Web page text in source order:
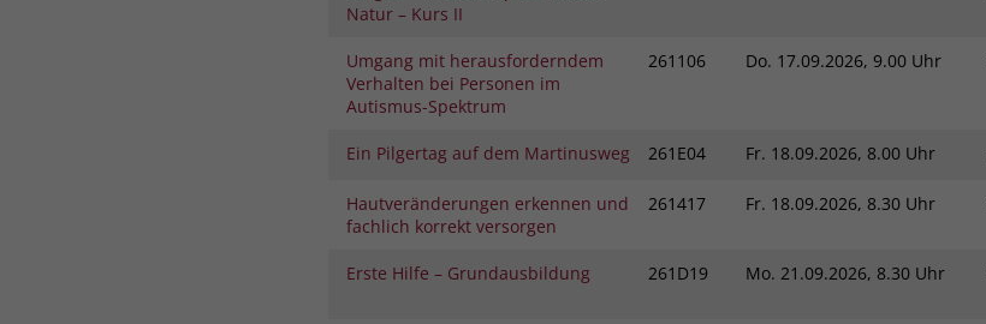
Natur – Kurs II
Umgang mit herausforderndem
Verhalten bei Personen im
Autismus-Spektrum
261106 Do. 17.09.2026, 9.00 Uhr
Ein Pilgertag auf dem Martinusweg 261E04 Fr. 18.09.2026, 8.00 Uhr
Hautveränderungen erkennen und
fachlich korrekt versorgen
261417 Fr. 18.09.2026, 8.30 Uhr
Erste Hilfe – Grundausbildung 261D19 Mo. 21.09.2026, 8.30 Uhr